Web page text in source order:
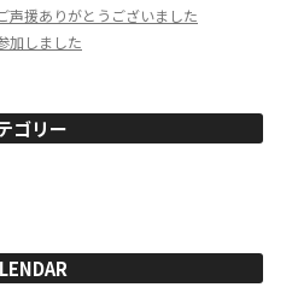
声援ありがとうございました
加しました
ゴリー